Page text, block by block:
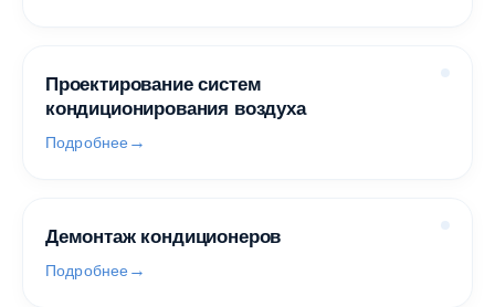
Проектирование систем
кондиционирования воздуха
Подробнее
Демонтаж кондиционеров
Подробнее